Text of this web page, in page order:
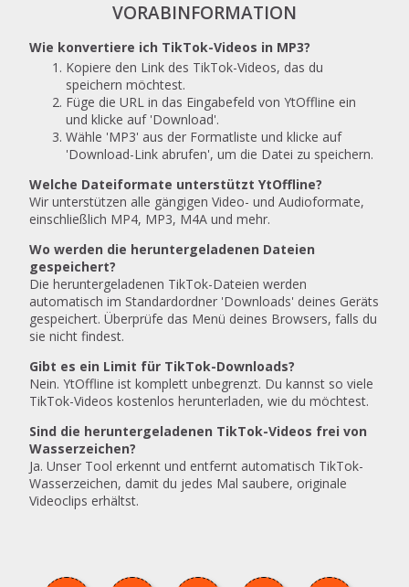
VORABINFORMATION
Wie konvertiere ich TikTok-Videos in MP3?
Kopiere den Link des TikTok-Videos, das du
speichern möchtest.
Füge die URL in das Eingabefeld von YtOffline ein
und klicke auf 'Download'.
Wähle 'MP3' aus der Formatliste und klicke auf
'Download-Link abrufen', um die Datei zu speichern.
Welche Dateiformate unterstützt YtOffline?
Wir unterstützen alle gängigen Video- und Audioformate,
einschließlich MP4, MP3, M4A und mehr.
Wo werden die heruntergeladenen Dateien
gespeichert?
Die heruntergeladenen TikTok-Dateien werden
automatisch im Standardordner 'Downloads' deines Geräts
gespeichert. Überprüfe das Menü deines Browsers, falls du
sie nicht findest.
Gibt es ein Limit für TikTok-Downloads?
Nein. YtOffline ist komplett unbegrenzt. Du kannst so viele
TikTok-Videos kostenlos herunterladen, wie du möchtest.
Sind die heruntergeladenen TikTok-Videos frei von
Wasserzeichen?
Ja. Unser Tool erkennt und entfernt automatisch TikTok-
Wasserzeichen, damit du jedes Mal saubere, originale
Videoclips erhältst.